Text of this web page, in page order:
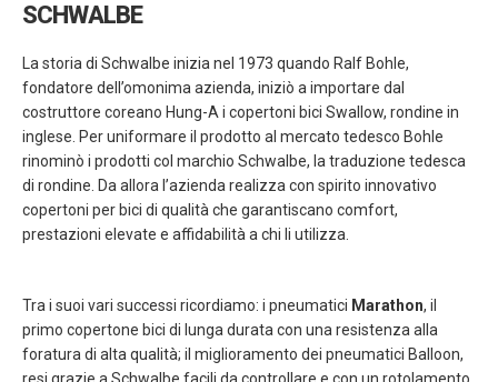
SCHWALBE
La storia di Schwalbe inizia nel 1973 quando Ralf Bohle,
fondatore dell’omonima azienda, iniziò a importare dal
costruttore coreano Hung-A i copertoni bici Swallow, rondine in
inglese. Per uniformare il prodotto al mercato tedesco Bohle
rinominò i prodotti col marchio Schwalbe, la traduzione tedesca
di rondine. Da allora l’azienda realizza con spirito innovativo
copertoni per bici di qualità che garantiscano comfort,
prestazioni elevate e affidabilità a chi li utilizza.
Tra i suoi vari successi ricordiamo: i pneumatici Marathon, il
primo copertone bici di lunga durata con una resistenza alla
foratura di alta qualità; il miglioramento dei pneumatici Balloon,